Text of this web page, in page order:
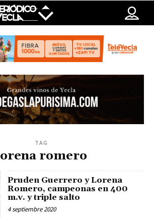
TAG
romero
Pruden Guerrero y Lorena
Romero, campeonas en 400
m.v. y triple salto
4 septiembre 2020